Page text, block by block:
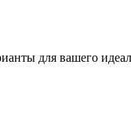
для вашего